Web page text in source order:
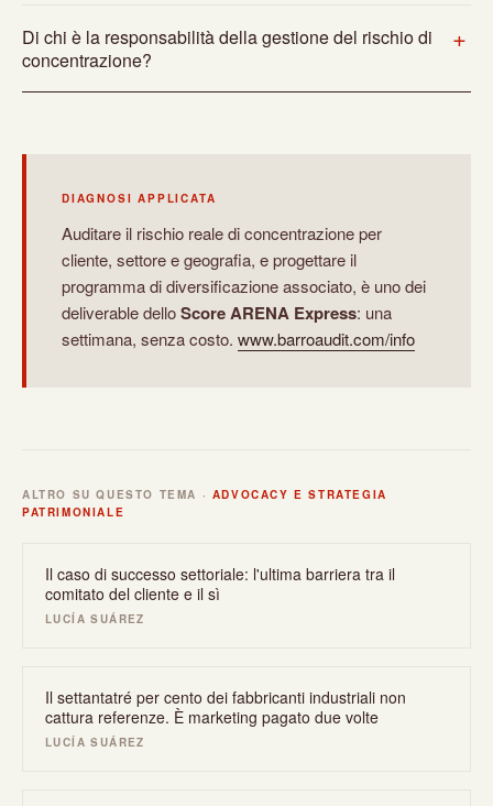
Di chi è la responsabilità della gestione del rischio di
concentrazione?
DIAGNOSI APPLICATA
Auditare il rischio reale di concentrazione per
cliente, settore e geografia, e progettare il
programma di diversificazione associato, è uno dei
deliverable delloScore ARENA Express: una
settimana, senza costo. www.barroaudit.com/info
ALTRO SU QUESTO TEMA · ADVOCACY E STRATEGIA
PATRIMONIALE
Il caso di successo settoriale: l'ultima barriera tra il
comitato del cliente e il sì
LUCÍA SUÁREZ
Il settantatré per cento dei fabbricanti industriali non
cattura referenze. È marketing pagato due volte
LUCÍA SUÁREZ